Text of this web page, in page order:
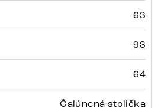
63
93
64
Čalúnená stolička